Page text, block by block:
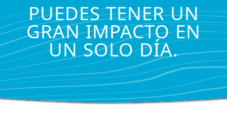
PUEDES TENER UN
GRAN IMPACTO EN
UN SOLO DÍA.